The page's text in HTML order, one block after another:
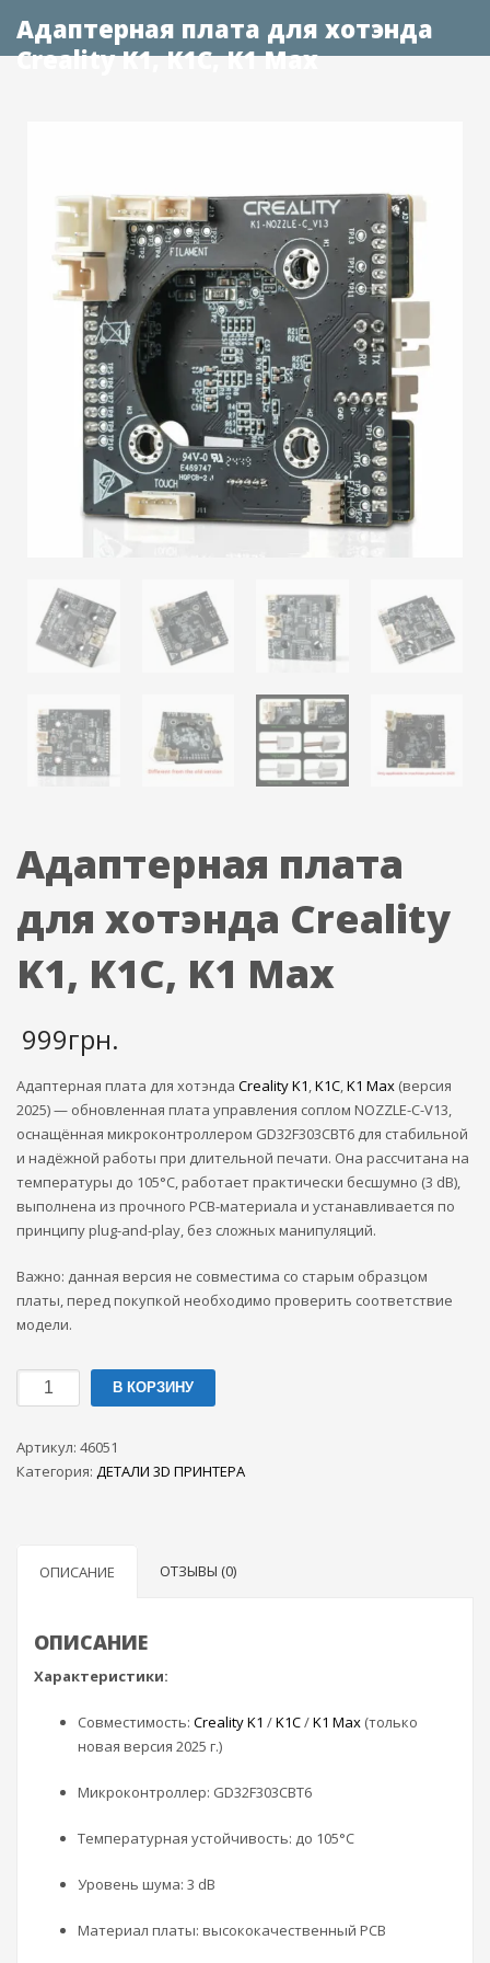
Адаптерная плата для хотэнда
Creality K1, K1C, K1 Max
Адаптерная плата
для хотэнда Creality
K1, K1C, K1 Max
999грн.
Адаптерная плата для хотэнда Creality K1,K1C,K1 Max (версия
2025) — обновленная плата управления соплом NOZZLE-C-V13,
оснащённая микроконтроллером GD32F303CBT6 для стабильной
и надёжной работы при длительной печати. Она рассчитана на
температуры до 105°C, работает практически бесшумно (3 dB),
выполнена из прочного PCB-материала и устанавливается по
принципу plug-and-play, без сложных манипуляций.
Важно: данная версия не совместима со старым образцом
платы, перед покупкой необходимо проверить соответствие
модели.
Количество
товара
плата
для
K1C,
В КОРЗИНУ
Артикул: 46051
Категория: ДЕТАЛИ 3D ПРИНТЕРА
ОПИСАНИЕ ОТЗЫВЫ (0)
ОПИСАНИЕ
Характеристики:
Совместимость: Creality K1 /K1C/K1 Max (только
новая версия 2025 г.)
Микроконтроллер: GD32F303CBT6
Температурная устойчивость: до 105°C
Уровень шума: 3 dB
Материал платы: высококачественный PCB